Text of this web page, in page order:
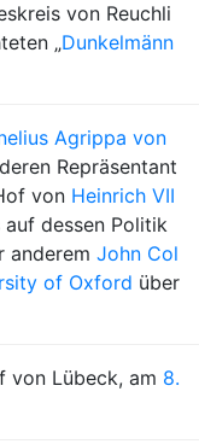
von Reuchli
„Dunkelmänn
Agrippa von
Repräsentant
von Heinrich VII
dessen Politik
anderem John Col
of Oxford über
von Lübeck, am 8.